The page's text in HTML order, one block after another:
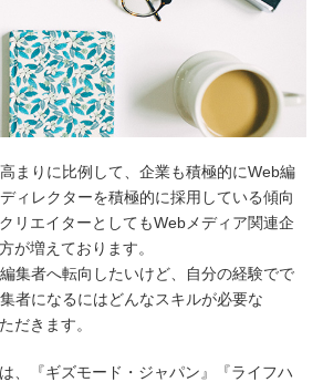
まりに比例して、企業も積極的にWeb編
ィレクターを積極的に採用している傾向
リエイターとしてもWebメディア関連企
が増えております。
集者へ転向したいけど、自分の経験でで
者になるにはどんなスキルが必要な
だきます。
、『ギズモード・ジャパン』『ライフハ